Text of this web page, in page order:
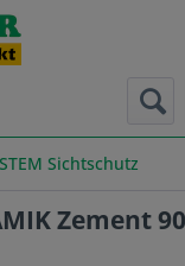
Sichtschutz
Zement